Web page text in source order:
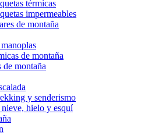
térmicas
impermeables
de montaña
de montaña
de montaña
y senderismo
nieve, hielo y esquí